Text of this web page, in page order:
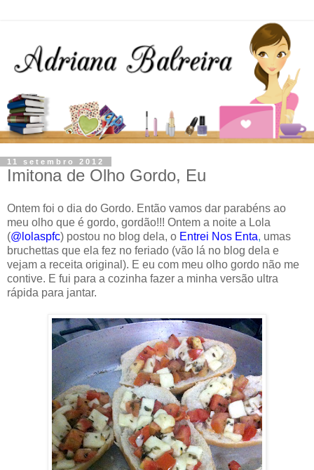
11 setembro 2012
Imitona de Olho Gordo, Eu
Ontem foi o dia do Gordo. Então vamos dar parabéns ao
meu olho que é gordo, gordão!!! Ontem a noite a Lola
(@lolaspfc) postou no blog dela, o Entrei Nos Enta, umas
bruchettas que ela fez no feriado (vão lá no blog dela e
vejam a receita original). E eu com meu olho gordo não me
contive. E fui para a cozinha fazer a minha versão ultra
rápida para jantar.